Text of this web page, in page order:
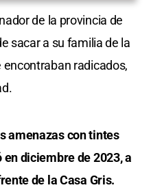
de la provincia de
sacar a su familia de la
encontraban radicados,
amenazas con tintes
diciembre de 2023, a
de la Casa Gris.